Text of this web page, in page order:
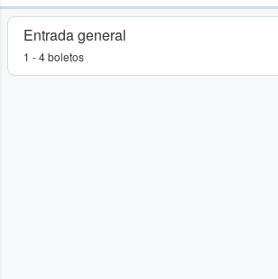
Entrada general
1 - 4 boletos